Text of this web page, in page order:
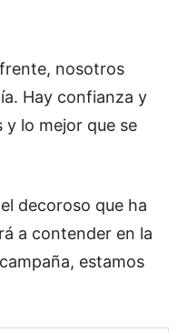
nosotros
Hay confianza y
y lo mejor que se
decoroso que ha
a contender en la
estamos